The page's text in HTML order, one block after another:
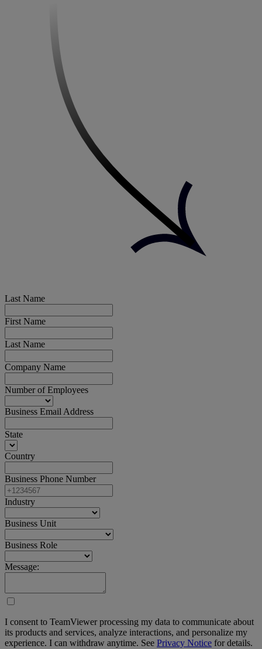
Last Name
First Name
Last Name
Company Name
Number of Employees
Business Email Address
State
Country
Business Phone Number
Industry
Business Unit
Business Role
Message:
I consent to TeamViewer processing my data to communicate about
its products and services, analyze interactions, and personalize my
experience. I can withdraw anytime. See Privacy Notice for details.